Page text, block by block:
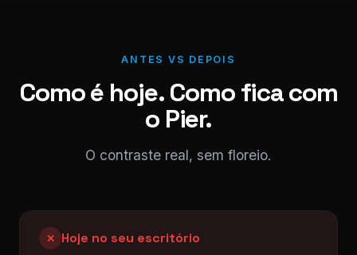
ANTES VS DEPOIS
Como é hoje. Como fica com
o Pier.
O contraste real, sem floreio.
✕ Hoje no seu escritório